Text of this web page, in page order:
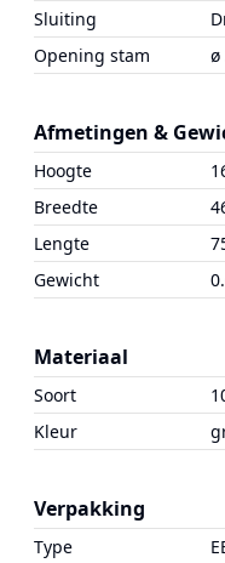
Sluiting
Opening stam
ø
Afmetingen &
Hoogte
Breedte
Lengte
Gewicht
Materiaal
Soort
Kleur
Verpakking
Type